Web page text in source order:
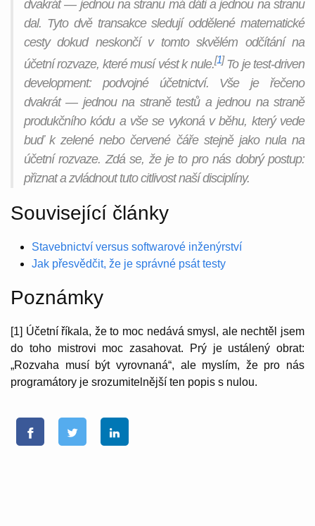
dvakrát — jednou na stranu má dátia jednou na stranu
dal. Tyto dvě transakce sledují oddělené matematické
cesty dokud neskončí v tomto skvělém odčítání na
účetní rozvaze, které musí vést k nule.[1]To je test-driven
development: podvojné účetnictví. Vše je řečeno
dvakrát — jednou na straně testů a jednou na straně
produkčního kódu a vše se vykoná v běhu, který vede
buď k zelené nebo červené čáře stejně jako nula na
účetní rozvaze. Zdá se, že je to pro nás dobrý postup:
přiznat a zvládnout tuto citlivost naší disciplíny.
Související články
Stavebnictví versus softwarové inženýrství
Jak přesvědčit, že je správné psát testy
Poznámky
[1] Účetní říkala, že to moc nedává smysl, ale nechtěl jsem
do toho mistrovi moc zasahovat. Prý je ustálený obrat:
„Rozvaha musí být vyrovnaná“, ale myslím, že pro nás
programátory je srozumitelnější ten popis s nulou.